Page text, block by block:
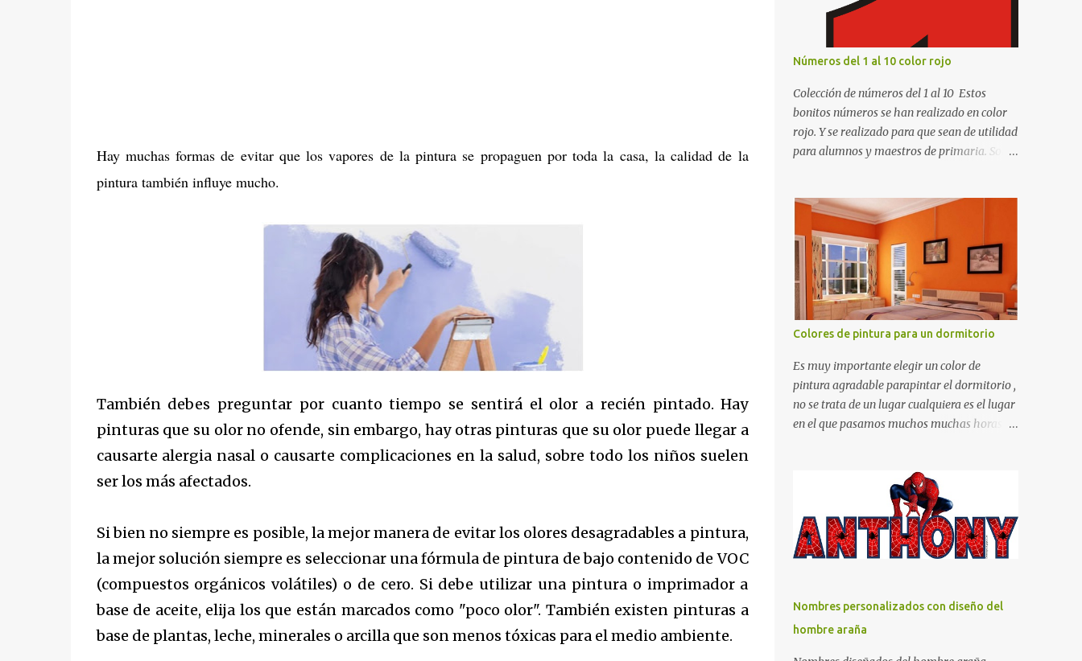
Hay muchas formas de evitar que los vapores de la pintura se propaguen por toda la casa, la calidad de la
pintura también influye mucho.
También debes preguntar por cuanto tiempo se sentirá el olor a recién pintado. Hay
pinturas que su olor no ofende, sin embargo, hay otras pinturas que su olor puede llegar a
causarte alergia nasal o causarte complicaciones en la salud, sobre todo los niños suelen
ser los más afectados.
Si bien no siempre es posible, la mejor manera de evitar los olores desagradables a pintura,
la mejor solución siempre ​​es seleccionar una fórmula de pintura de bajo contenido de VOC
(compuestos orgánicos volátiles) o de cero. Si debe utilizar una pintura o imprimador a
base de aceite, elija los que están marcados como "poco olor". También existen pinturas a
base de plantas, leche, minerales o arcilla que son menos tóxicas para el medio ambiente.
Números del 1 al 10 color rojo
Colección de números del 1 al 10 Estos
bonitos números se han realizado en color
rojo. Y se realizado para que sean de utilidad
para alumnos y maestros de primaria. Son
de recortar y se pueden utilizar en variedad
de cosas como ser recortes para tareas
escolares, para hacer juegos infantiles
matemáticos, para decorar los cumpleaños
de los niños, entre otras cosas.
Colores de pintura para un dormitorio
Es muy importante elegir un color de
pintura agradable parapintar el dormitorio ,
no se trata de un lugar cualquiera es el lugar
en el que pasamos muchos muchas horas y
de un lugar propio que utilizamos todos los
días y por ende debemos tratar de que éste
sea un lugar muy agradable y cómodo y
también para nuestra vista. Te mostramos
algunas sugerencias que pueden brindar la
dormitorio. El color naranja es una buena
opción para recibir esa luz y felicidad que
todo ser humano necesita. El color blanco es
ideal para lograr el relax total, es un color
Nombres personalizados con diseño del
hombre araña